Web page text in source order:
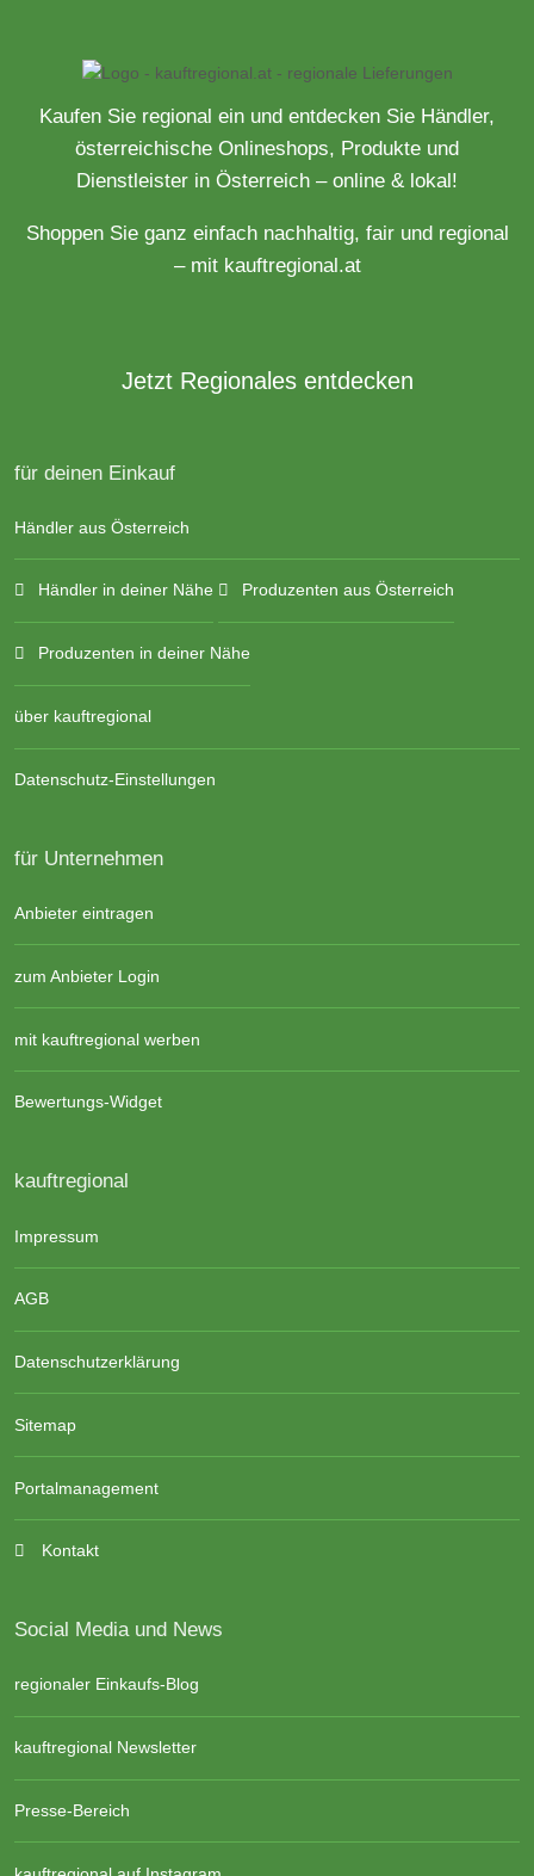
Kaufen Sie regional ein und entdecken Sie Händler,
österreichische Onlineshops, Produkte und
Dienstleister in Österreich – online & lokal!
Shoppen Sie ganz einfach nachhaltig, fair und regional
– mit kauftregional.at
Jetzt Regionales entdecken
für deinen Einkauf
Händler aus Österreich
Händler in deiner Nähe Produzenten aus Österreich
Produzenten in deiner Nähe
über kauftregional
Datenschutz-Einstellungen
für Unternehmen
Anbieter eintragen
zum Anbieter Login
mit kauftregional werben
Bewertungs-Widget
kauftregional
Impressum
AGB
Datenschutzerklärung
Sitemap
Portalmanagement
Kontakt
Social Media und News
regionaler Einkaufs-Blog
kauftregional Newsletter
Presse-Bereich